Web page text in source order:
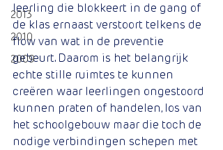
2013
2010
2009
leerling die blokkeert in de gang of
de klas ernaast verstoort telkens de
flow van wat in de preventie
gebeurt. Daarom is het belangrijk
echte stille ruimtes te kunnen
creëren waar leerlingen ongestoord
kunnen praten of handelen, los van
het schoolgebouw maar die toch de
nodige verbindingen schepen met